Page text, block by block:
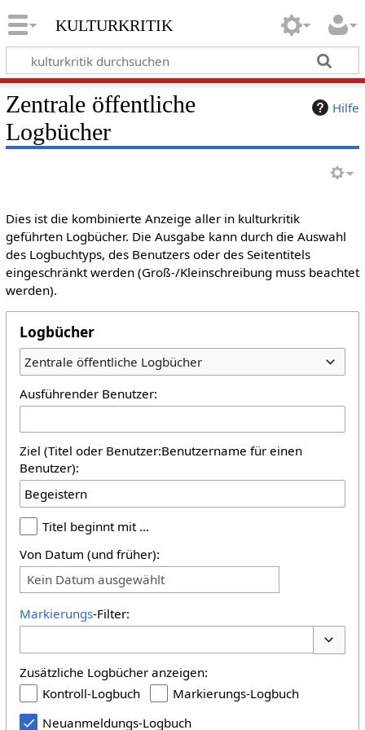
kulturkritik
Hilfe
Zentrale öffentliche
Logbücher
Dies ist die kombinierte Anzeige aller in kulturkritik
geführten Logbücher. Die Ausgabe kann durch die Auswahl
des Logbuchtyps, des Benutzers oder des Seitentitels
eingeschränkt werden (Groß-/Kleinschreibung muss beachtet
werden).
Logbücher
Zentrale öffentliche Logbücher
Ausführender Benutzer:
Ziel (Titel oder Benutzer:Benutzername für einen
Benutzer):
Titel beginnt mit …
Von Datum (und früher):
Kein Datum ausgewählt
Markierungs-Filter:
Zusätzliche Logbücher anzeigen:
Kontroll-Logbuch
Markierungs-Logbuch
Neuanmeldungs-Logbuch